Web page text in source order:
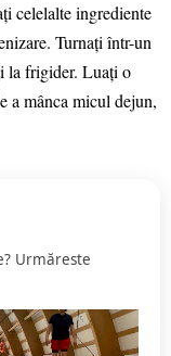
celelalte ingrediente
Turnați într-un
la frigider. Luați o
a mânca micul dejun,
Urmăreste